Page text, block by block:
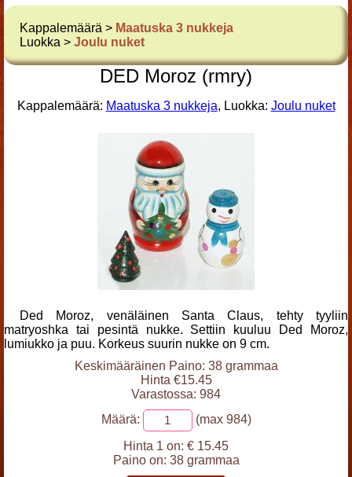
Kappalemäärä > Maatuska 3 nukkeja
Luokka > Joulu nuket
DED Moroz (rmry)
Kappalemäärä: Maatuska 3 nukkeja, Luokka: Joulu nuket
Ded Moroz, venäläinen Santa Claus, tehty tyyliin
matryoshka tai pesintä nukke. Settiin kuuluu Ded Moroz,
lumiukko ja puu. Korkeus suurin nukke on 9 cm.
Keskimääräinen Paino: 38 grammaa
Hinta €15.45
Varastossa: 984
Määrä:
(max 984)
Hinta 1 on: € 15.45
Paino on: 38 grammaa